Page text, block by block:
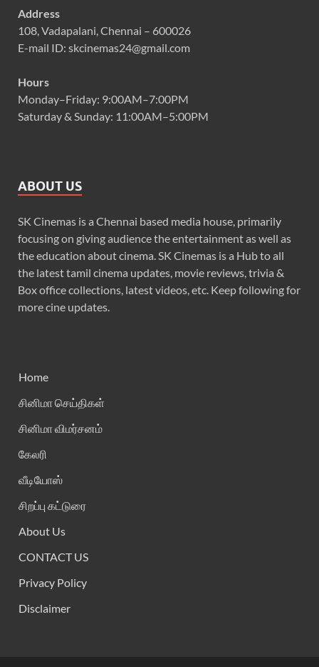
Address
108, Vadapalani, Chennai – 600026
E-mail ID: skcinemas24@gmail.com
Hours
Monday–Friday: 9:00AM–7:00PM
Saturday & Sunday: 11:00AM–5:00PM
ABOUT US
SK Cinemas is a Chennai based media house, primarily
focusing on giving audience the entertainment as well as
the education about cinema. SK Cinemas is a Hub to all
the latest tamil cinema updates, movie reviews, trivia &
Box office collections, latest videos, etc. Keep following for
more cine updates.
Home
சினிமா செய்திகள்
சினிமா விமர்சனம்
கேலரி
வீடியோஸ்
சிறப்பு கட்டுரை
About Us
CONTACT US
Privacy Policy
Disclaimer